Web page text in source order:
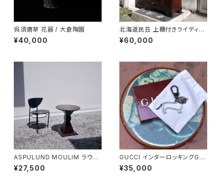
呉須唐草 花器 / 大倉陶園
¥40,000
北海道民芸 上棚付きライディン
グビューロー
¥60,000
ASPULUND MOULIM ラウン
ドテーブル
¥27,500
GUCCI インターロッキングGド
ッグ キーホルダー
¥35,000